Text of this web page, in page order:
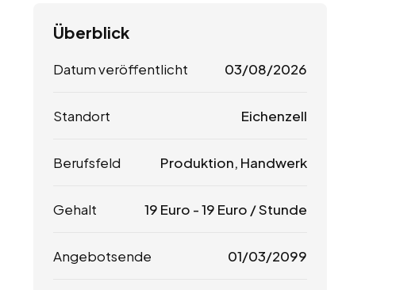
Überblick
Datum veröffentlicht 03/08/2026
Standort Eichenzell
Berufsfeld Produktion, Handwerk
Gehalt 19 Euro -19 Euro / Stunde
Angebotsende 01/03/2099